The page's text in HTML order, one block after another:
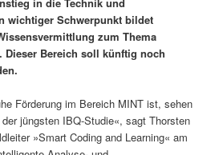
wichtiger Schwerpunkt bildet
zum Thema
Bereich soll künftig noch
Förderung im Bereich MINT ist, sehen
jüngsten IBQ-Studie«, sagt Thorsten
»Smart Coding and Learning« am